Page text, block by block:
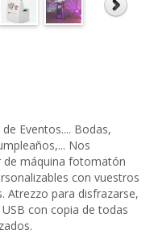
Eventos.... Bodas,
Nos
de máquina fotomatón
con vuestros
Atrezzo para disfrazarse,
con copia de todas